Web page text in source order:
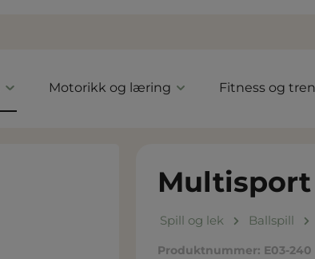
Motorikk og læring Fitness og
Multisport
Spill og lek Ballspill
Produktnummer: E03-240